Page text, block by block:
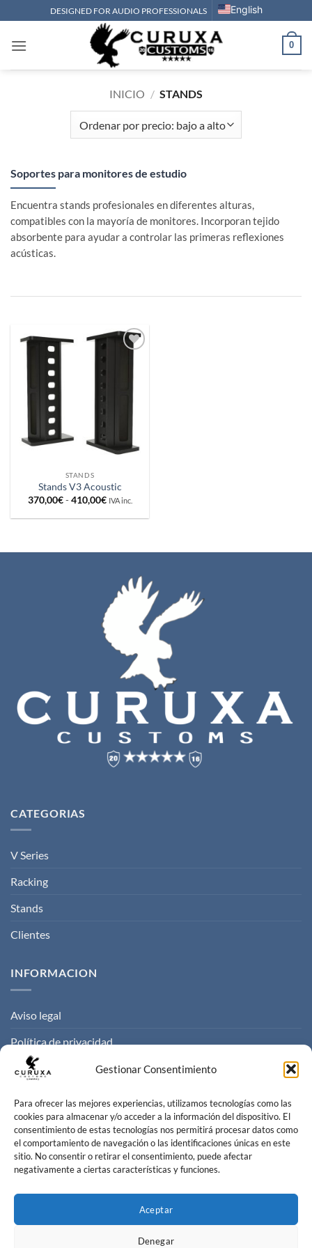
Gestionar Consentimiento
Para ofrecer las mejores experiencias, utilizamos tecnologías como las
cookies para almacenar y/o acceder a la información del dispositivo. El
consentimiento de estas tecnologías nos permitirá procesar datos como
el comportamiento de navegación o las identificaciones únicas en este
sitio. No consentir o retirar el consentimiento, puede afectar
negativamente a ciertas características y funciones.
Aceptar
Denegar
al
contenido
DESIGNED FOR AUDIO PROFESSIONALS English
0
INICIO / STANDS
Soportes para monitores de estudio
Encuentra stands profesionales en diferentes alturas,
compatibles con la mayoría de monitores. Incorporan tejido
absorbente para ayudar a controlar las primeras reflexiones
acústicas.
STANDS
Stands V3 Acoustic
370,00€ - 410,00€Rango
precios:
410,00€
IVA inc.
CATEGORIAS
V Series
Racking
Stands
Clientes
INFORMACION
Aviso legal
Política de privacidad
Politica de cookies
CONTACTO
Contacta con nosotros
info@curuxacustoms.com